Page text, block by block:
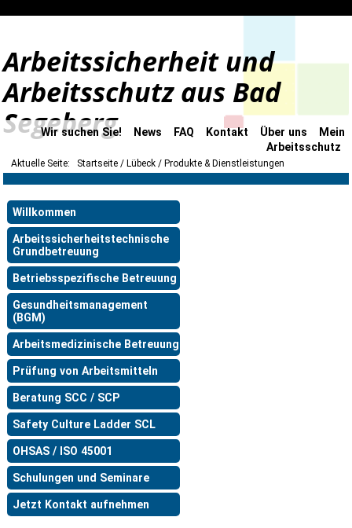
Arbeitssicherheit und
Arbeitsschutz aus Bad
Segeberg
Wir suchen Sie! News FAQ Kontakt Über uns
Mein
Arbeitsschutz
Aktuelle Seite: Startseite Lübeck Produkte & Dienstleistungen
Willkommen
Arbeitssicherheitstechnische
Grundbetreuung
Betriebsspezifische Betreuung
Gesundheitsmanagement
(BGM)
Arbeitsmedizinische Betreuung
Prüfung von Arbeitsmitteln
Beratung SCC / SCP
Safety Culture Ladder SCL
OHSAS / ISO 45001
Schulungen und Seminare
Jetzt Kontakt aufnehmen